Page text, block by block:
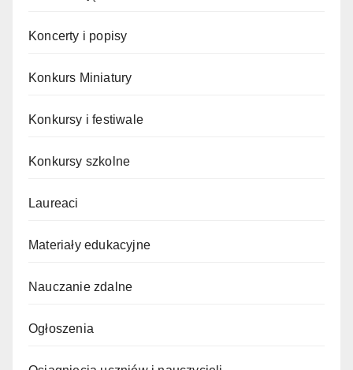
Koncerty i popisy
Konkurs Miniatury
Konkursy i festiwale
Konkursy szkolne
Laureaci
Materiały edukacyjne
Nauczanie zdalne
Ogłoszenia